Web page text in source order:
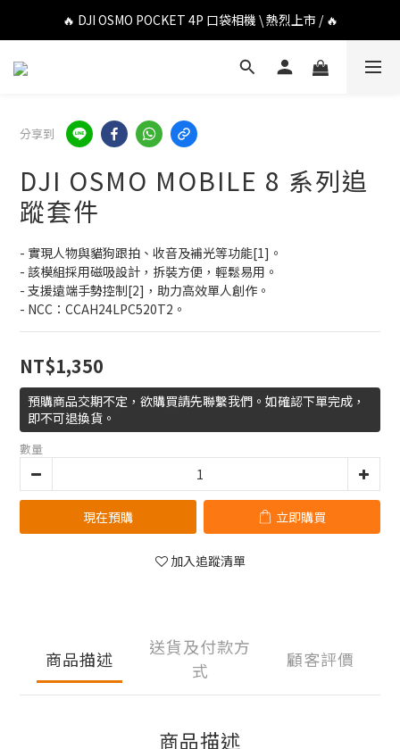
🔥 DJI OSMO POCKET 4P 口袋相機 \ 熱烈上市 / 🔥
🔥 DJI OSMO POCKET 4P 口袋相機 \ 熱烈上市 / 🔥
🔥 Insta360 Luna Ultra 雲台相機 \ 熱烈上市 / 🔥
🔥 DJI OSMO POCKET 4P 口袋相機 \ 熱烈上市 / 🔥
分享到
DJI OSMO MOBILE 8 系列追
蹤套件
- 實現人物與貓狗跟拍、收音及補光等功能[1]。
- 該模組採用磁吸設計，拆裝方便，輕鬆易用。
- 支援遠端手勢控制[2]，助力高效單人創作。
- NCC：CCAH24LPC520T2。
NT$1,350
預購商品交期不定，欲購買請先聯繫我們。如確認下單完成，
即不可退換貨。
數量
現在預購 立即購買
加入追蹤清單
商品描述
送貨及付款方
式
顧客評價
商品描述